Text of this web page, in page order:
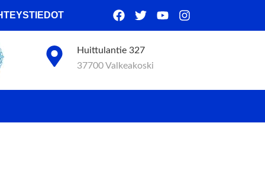
Huittulantie 327
37700 Valkeakoski